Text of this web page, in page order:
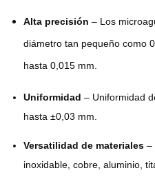
Alta precisión – Los
diámetro tan pequeño como
hasta 0,015 mm.
Uniformidad – Uniformidad
hasta ±0,03 mm.
Versatilidad de materiales –
inoxidable, cobre, aluminio,